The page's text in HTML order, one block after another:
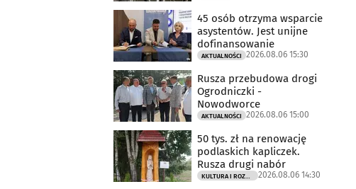
45 osób otrzyma wsparcie
asystentów. Jest unijne
dofinansowanie
AKTUALNOŚCI 2026.08.06 15:30
Rusza przebudowa drogi
Ogrodniczki -
Nowodworce
AKTUALNOŚCI 2026.08.06 15:00
50 tys. zł na renowację
podlaskich kapliczek.
Rusza drugi nabór
2026.08.06 14:30